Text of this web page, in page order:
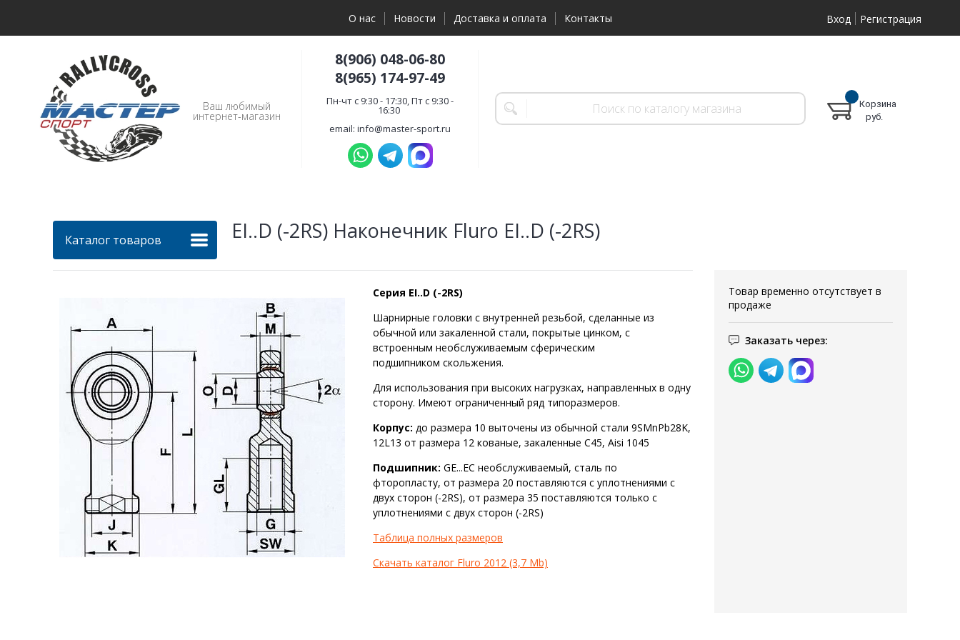
О нас Новости Доставка и оплата Контакты Вход Регистрация
Ваш любимый
интернет-магазин
8(906) 048-06-80
8(965) 174-97-49
Пн-чт с 9:30 - 17:30, Пт с 9:30 -
16:30
email: info@master-sport.ru
Корзина
руб.
Каталог товаров EI..D (-2RS) Наконечник Fluro EI..D (-2RS)
Товар временно отсутствует в
продаже
Заказать через:
Серия EI..D (-2RS)
Шарнирные головки с внутренней резьбой, сделанные из
обычной или закаленной стали, покрытые цинком, с
встроенным необслуживаемым сферическим
подшипником скольжения.
Для использования при высоких нагрузках, направленных в одну
сторону. Имеют ограниченный ряд типоразмеров.
Корпус: до размера 10 выточены из обычной стали 9SMnPb28K,
12L13 от размера 12 кованые, закаленные C45, Aisi 1045
Подшипник: GE...EC необслуживаемый, сталь по
фторопласту, от размера 20 поставляются с уплотнениями с
двух сторон (-2RS), от размера 35 поставляются только с
уплотнениями с двух сторон (-2RS)
Таблица полных размеров
Скачать каталог Fluro 2012 (3,7 Mb)